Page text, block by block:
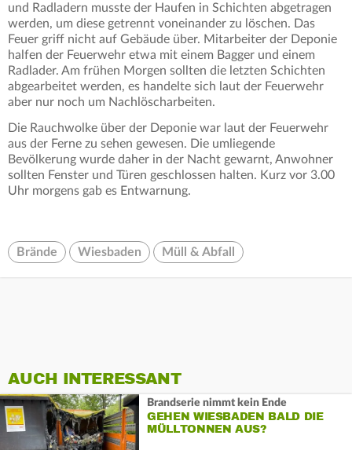
und Radladern musste der Haufen in Schichten abgetragen
werden, um diese getrennt voneinander zu löschen. Das
Feuer griff nicht auf Gebäude über. Mitarbeiter der Deponie
halfen der Feuerwehr etwa mit einem Bagger und einem
Radlader. Am frühen Morgen sollten die letzten Schichten
abgearbeitet werden, es handelte sich laut der Feuerwehr
aber nur noch um Nachlöscharbeiten.
Die Rauchwolke über der Deponie war laut der Feuerwehr
aus der Ferne zu sehen gewesen. Die umliegende
Bevölkerung wurde daher in der Nacht gewarnt, Anwohner
sollten Fenster und Türen geschlossen halten. Kurz vor 3.00
Uhr morgens gab es Entwarnung.
Brände Wiesbaden Müll & Abfall
AUCH INTERESSANT
Brandserie nimmt kein Ende
GEHEN WIESBADEN BALD DIE
MÜLLTONNEN AUS?